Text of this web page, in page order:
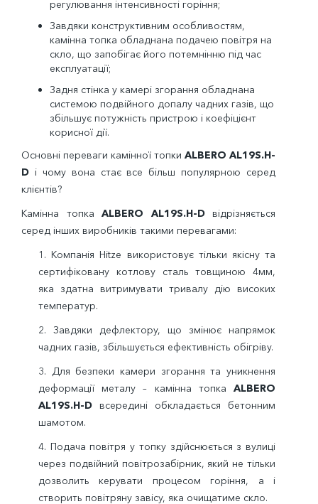
регулювання інтенсивності горіння;
Завдяки конструктивним особливостям,
камінна топка обладнана подачею повітря на
скло, що запобігає його потемнінню під час
експлуатації;
Задня стінка у камері згорання обладнана
системою подвійного допалу чадних газів, що
збільшує потужність пристрою і коефіцієнт
корисної дії.
Основні переваги камінної топки ALBERO AL19S.H-
D і чому вона стає все більш популярною серед
клієнтів?
Камінна топка ALBERO AL19S.H-Dвідрізняється
серед інших виробників такими перевагами:
1. Компанія Hitze використовує тільки якісну та
сертифіковану котлову сталь товщиною 4мм,
яка здатна витримувати тривалу дію високих
температур.
2. Завдяки дефлектору, що змінює напрямок
чадних газів, збільшується ефективність обігріву.
3. Для безпеки камери згорання та уникнення
деформації металу – камінна топка ALBERO
AL19S.H-D всередині обкладається бетонним
шамотом.
4. Подача повітря у топку здійснюється з вулиці
через подвійний повітрозабірник, який не тільки
дозволить керувати процесом горіння, а і
створить повітряну завісу, яка очищатиме скло.